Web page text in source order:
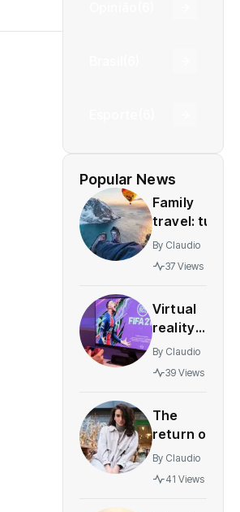
Popular News
Family
travel: tun
and safe
destinations
free
adventures
By Claudio
37 Views
Virtual
reality
gaming
expands
innovative
multiplayer
features
By Claudio
39 Views
The
return of
vintage
retro
By Claudio
41 Views